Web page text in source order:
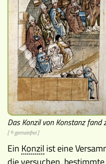
Das Konzil von Konstanz
[ © gemeinfrei ]
Ein Konzil ist eine